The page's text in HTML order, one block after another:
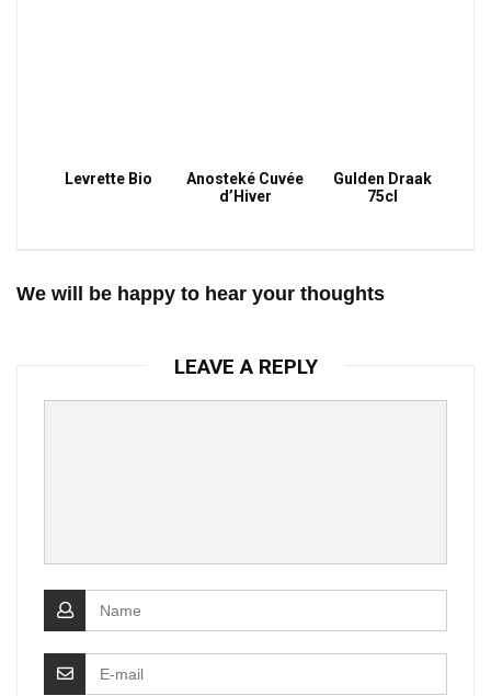
Levrette Bio
Anosteké Cuvée
d’Hiver
Gulden Draak
75cl
We will be happy to hear your thoughts
LEAVE A REPLY